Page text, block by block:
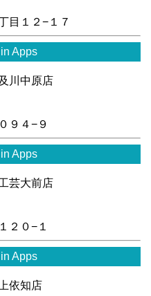
目１２−１７
Apps
川中原店
９４−９
Apps
芸大前店
２０−１
Apps
依知店